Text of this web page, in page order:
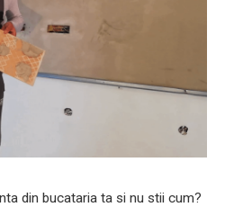
din bucataria ta si nu stii cum?